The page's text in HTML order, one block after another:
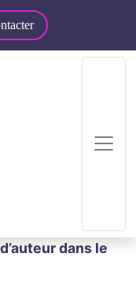
Mise en œuvre
dans le